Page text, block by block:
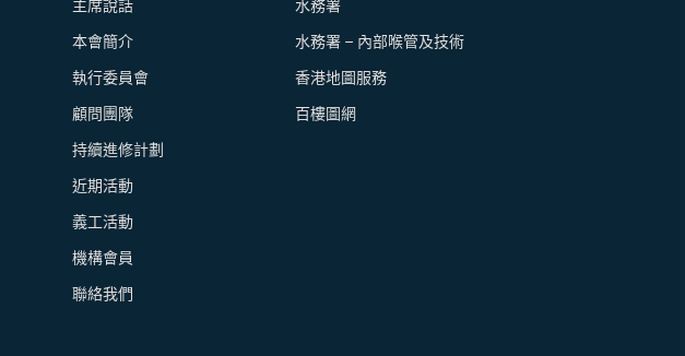
主席說話
本會簡介
執行委員會
顧問團隊
持續進修計劃
近期活動
義工活動
機構會員
聯絡我們
水務署
水務署 – 內部喉管及技術
香港地圖服務
百樓圖網